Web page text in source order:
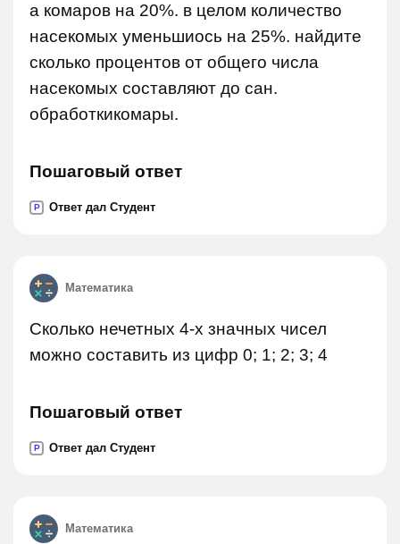
а комаров на 20%. в целом количество
насекомых уменьшиось на 25%. найдите
сколько процентов от общего числа
насекомых составляют до сан.
обработкикомары.
Пошаговый ответ
P Ответ дал Студент
Математика
Сколько нечетных 4-х значных чисел
можно составить из цифр 0; 1; 2; 3; 4
Пошаговый ответ
P Ответ дал Студент
Математика